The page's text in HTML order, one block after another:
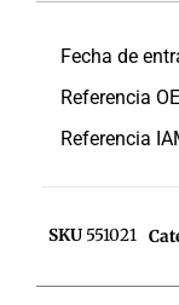
Fecha de
Referencia
Referencia
SKU 551021